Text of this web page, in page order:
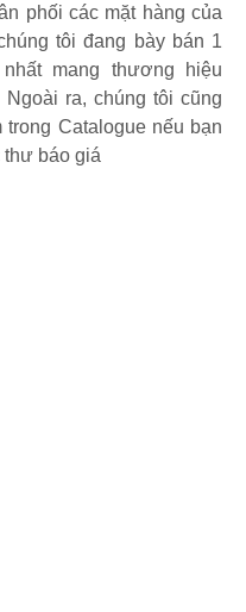
phối các mặt hàng của
tôi đang bày bán 1
mang thương hiệu
ra, chúng tôi cũng
Catalogue nếu bạn
thư báo giá